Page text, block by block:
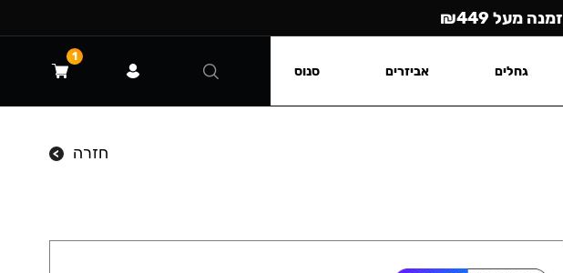
חזרה
מעל ₪449
גחלים אביזרים סנוס
1